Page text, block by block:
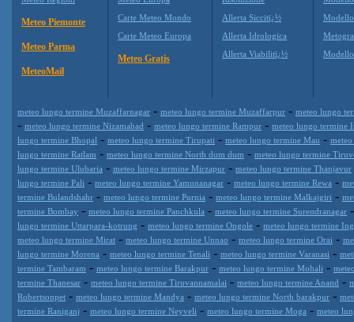
Meteo Piemonte
Meteo Parma
MeteoMail
Carte Meteo Mondo
Carte Meteo Europa
Meteo Gratis
Allerta Siccitï¿½
Allerta Idrologica
Allerta Viabilitï¿½
Modello
meteo lungo termine Muzaffarnagar - meteo lungo termine Muzaffarpur - meteo lungo
- meteo lungo termine Nizamabad - meteo lungo termine Rampur - meteo lungo termine
lungo termine Bhopal - meteo lungo termine Tirupati - meteo lungo termine Mau -
lungo termine Ratlam - meteo lungo termine North dum dum - meteo lungo termine
lungo termine Ulubaria - meteo lungo termine Mirzapur - meteo lungo termine Thanjavur
lungo termine Pali - meteo lungo termine Yamunanagar - meteo lungo termine Rewa -
termine Bulandshahr - meteo lungo termine Purnia - meteo lungo termine Malkajgiri -
termine Bombay - meteo lungo termine Panchkula - meteo lungo termine Surendranagar
lungo termine Uttarpara-kotrung - meteo lungo termine Ongole - meteo lungo termine
meteo lungo termine Mirat - meteo lungo termine Unnao - meteo lungo termine Orai -
lungo termine Morena - meteo lungo termine Tenali - meteo lungo termine Varanasi -
termine Tambaram - meteo lungo termine Barakpur - meteo lungo termine Mohali -
termine Thanesar - meteo lungo termine Tiruvannamalai - meteo lungo termine Anand -
Robertsonpet - meteo lungo termine Mandya - meteo lungo termine North barakpur -
termine Raniganj - meteo lungo termine Neyveli - meteo lungo termine Moga - meteo